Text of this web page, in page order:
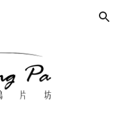
Skip to navigation